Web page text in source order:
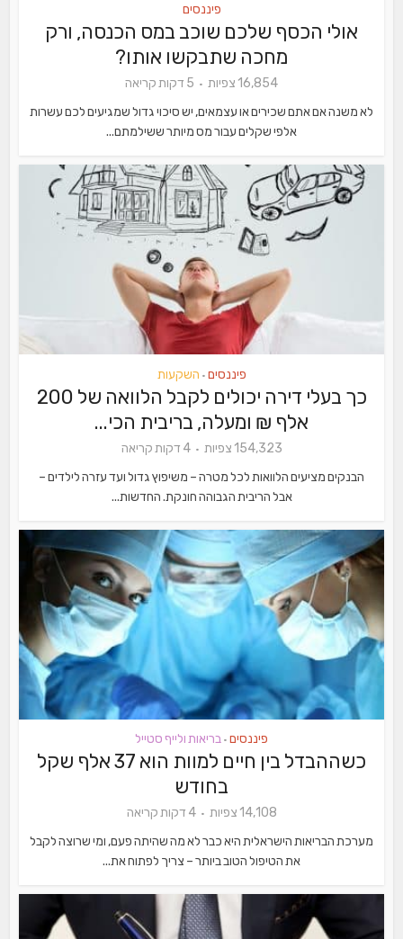
פיננסים
אולי הכסף שלכם שוכב במס הכנסה, ורק
מחכה שתבקשו אותו?
16,854 צפיות
5 דקות קריאה
לא משנה אם אתם שכירים או עצמאים, יש סיכוי גדול שמגיעים לכם עשרות
אלפי שקלים עבור מס מיותר ששילמתם...
השקעות • פיננסים
כך בעלי דירה יכולים לקבל הלוואה של 200
אלף ₪ ומעלה, בריבית הכי...
154,323 צפיות
4 דקות קריאה
הבנקים מציעים הלוואות לכל מטרה – משיפוץ גדול ועד עזרה לילדים –
אבל הריבית הגבוהה חונקת. החדשות...
בריאות ולייף סטייל • פיננסים
כשההבדל בין חיים למוות הוא 37 אלף שקל
בחודש
14,108 צפיות
4 דקות קריאה
מערכת הבריאות הישראלית היא כבר לא מה שהיתה פעם, ומי שרוצה לקבל
את הטיפול הטוב ביותר – צריך לפתוח את...